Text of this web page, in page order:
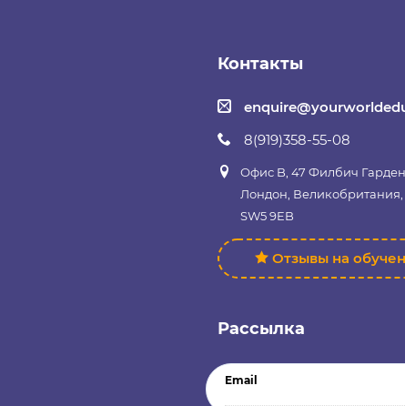
Контакты
8(919)358-55-08
Офис B, 47 Филбич
Лондон, Великобритания,
SW5 9EB
Отзывы на
Рассылка
Email